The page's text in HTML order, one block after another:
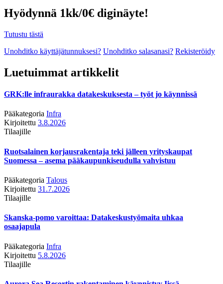
Hyödynnä 1kk/0€ diginäyte!
Tutustu tästä
Unohditko käyttäjätunnuksesi? Unohditko salasanasi? Rekisteröidy
Luetuimmat artikkelit
GRK:lle infraurakka datakeskuksesta – työt jo käynnissä
Pääkategoria Infra
Kirjoitettu 3.8.2026
Tilaajille
Ruotsalainen korjausrakentaja teki jälleen yrityskaupat
Suomessa – asema pääkaupunkiseudulla vahvistuu
Pääkategoria Talous
Kirjoitettu 31.7.2026
Tilaajille
Skanska-pomo varoittaa: Datakeskustyömaita uhkaa
osaajapula
Pääkategoria Infra
Kirjoitettu 5.8.2026
Tilaajille